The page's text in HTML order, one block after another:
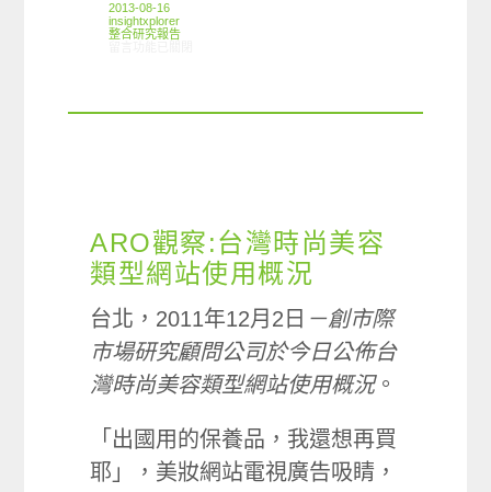
2013-08-16
insightxplorer
整合研究報告
ARO觀察:台灣時尚美容
類型網站使用概況
台北，2011年12月2日 －創市際
市場研究顧問公司於今日公佈台
灣時尚美容類型網站使用概況。
「出國用的保養品，我還想再買
耶」，美妝網站電視廣告吸睛，